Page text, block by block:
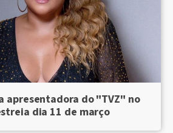
apresentadora do "TVZ" no
dia 11 de março